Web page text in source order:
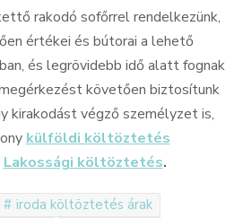
rakodó sofőrrel rendelkezünk,
értékei és bútorai a lehető
és legrövidebb idő alatt fognak
követően biztosítunk
kirakodást végző személyzet is,
külföldi költöztetés
Lakossági költöztetés.
iroda költöztetés árak